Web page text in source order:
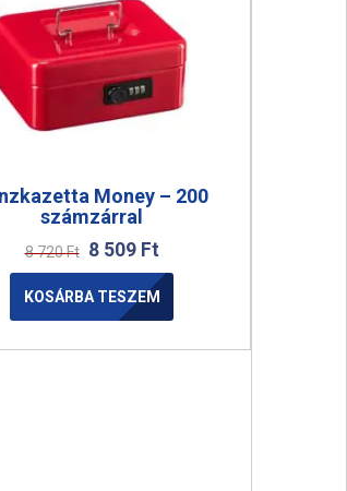
Money – 200
számzárral
8 720Ft 8 509 Ft
KOSÁRBA TESZEM